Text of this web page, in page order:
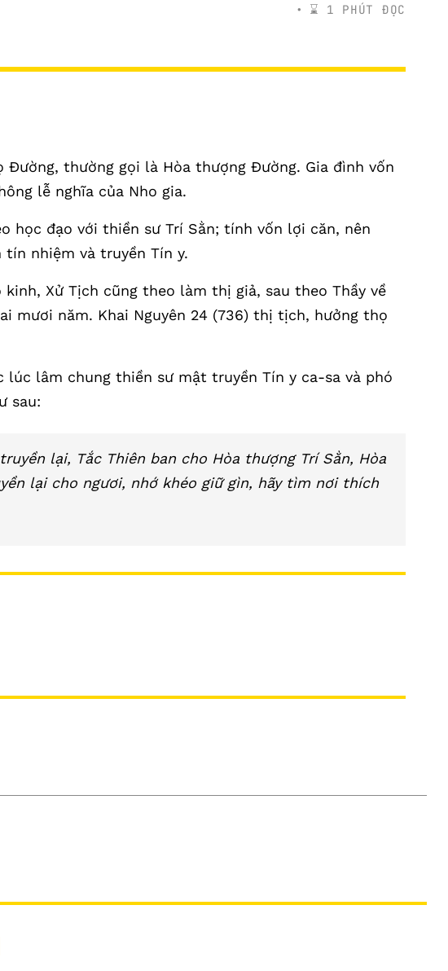
⌛️ 1 PHÚT ĐỌC
Đường, thường gọi là Hòa thượng Đường. Gia đình vốn
lễ nghĩa của Nho gia.
học đạo với thiền sư Trí Sằn; tính vốn lợi căn, nên
tín nhiệm và truyền Tín y.
Xử Tịch cũng theo làm thị giả, sau theo Thầy về
mươi năm. Khai Nguyên 24 (736) thị tịch, hưởng thọ
lúc lâm chung thiền sư mật truyền Tín y ca-sa và phó
sau:
lại, Tắc Thiên ban cho Hòa thượng Trí Sằn, Hòa
lại cho ngươi, nhớ khéo giữ gìn, hãy tìm nơi thích